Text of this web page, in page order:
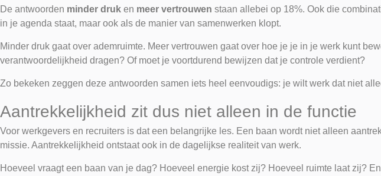
De antwoorden minder druk en meer vertrouwen staan allebei op 18%. Ook die
in je agenda staat, maar ook als de manier van samenwerken klopt.
Minder druk gaat over ademruimte. Meer vertrouwen gaat over hoe je je in je werk kunt
verantwoordelijkheid dragen? Of moet je voortdurend bewijzen dat je controle verdient?
Zo bekeken zeggen deze antwoorden samen iets heel eenvoudigs: je wilt werk dat niet
Aantrekkelijkheid zit dus niet alleen in de functie
Voor werkgevers en recruiters is dat een belangrijke les. Een baan wordt niet alleen
missie. Aantrekkelijkheid ontstaat ook in de dagelijkse realiteit van werk.
Hoeveel vraagt een baan van je dag? Hoeveel energie kost zij? Hoeveel ruimte laat zij?